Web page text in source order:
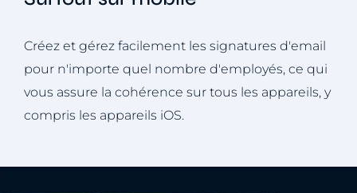
Créez et gérez facilement les signatures d'email
pour n'importe quel nombre d'employés, ce qui
vous assure la cohérence sur tous les appareils, y
compris les appareils iOS.